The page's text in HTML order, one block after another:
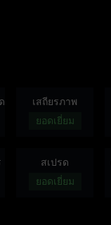
เสถียรภาพ
ยอดเยี่ยม
สเปรด
ยอดเยี่ยม